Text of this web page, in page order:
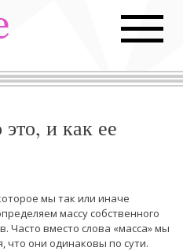
и как ее
мы так или иначе
массу собственного
Часто вместо слова «масса» мы
что они одинаковы по сути.